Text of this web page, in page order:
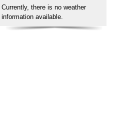
Currently, there is no weather
information available.